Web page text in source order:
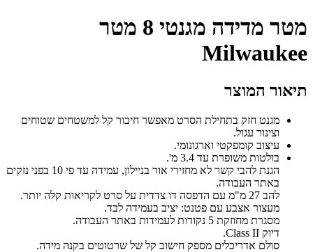
מטר מדידה מגנטי 8 מטר
Milwaukee
תיאור המוצר
מגנט חזק בתחילת הסרט מאפשר חיבור קל למשטחים שטוחים
וצינור עגול.
עיצוב קומפקטי וארגונומי.
בולטות משופרת עד 3.4 מ'.
הגנת להבי קשר לא מחזירי אור בניילון, עמידה עד פי 10 בפני נזקים
באתר העבודה.
להב 27 מ"מ עם הדפסה דו צדדית על סרט לקריאות קלה יותר.
מעצור אצבע עם פטנט: יציב בעמידה לבד.
מסגרת מחוזקת 5 נקודות לעמידות באתר העבודה.
דיוק Class II.
סולם אדריכלים מספק חישוב קל של שרטוטים בקנה מידה.